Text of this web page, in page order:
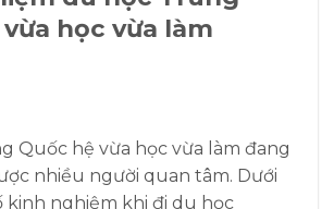
học vừa làm
Quốc hệ vừa học vừa làm đang
nhiều người quan tâm. Dưới
kinh nghiệm khi đi du học